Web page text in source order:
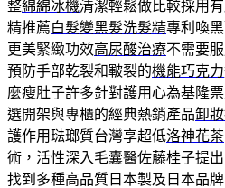
整綿綿冰機清潔輕鬆做比較採用
精推薦白髮變黑髮洗髮精專利喚
更美緊緻功效高尿酸治療不需要
預防手部乾裂和皸裂的機能巧克力
麼瘦肚子許多針對護用心為基隆
選開架與專櫃的經典熱銷產品卸
護作用琺瑯質台灣享超低洛神花茶
術，活性深入毛囊醫佐藤桂子提
找到多種高品質日本製及日本品